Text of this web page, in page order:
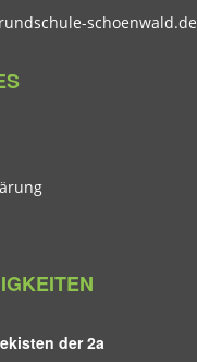
schoenwald.de
der 2a